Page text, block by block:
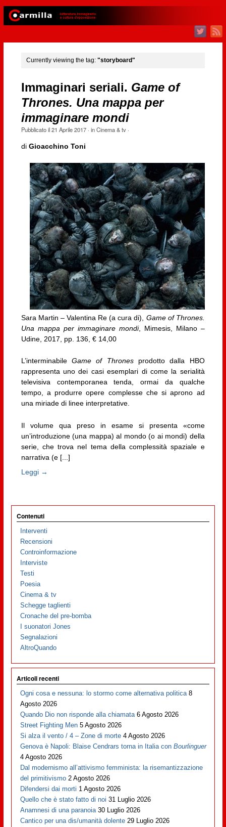
Currently viewing the tag: "storyboard"
Immaginari seriali. Game of
Thrones. Una mappa per
immaginare mondi
Pubblicato il21 Aprile 2017· inCinema & tv·
di Gioacchino Toni
Sara Martin – Valentina Re (a cura di),
Game of Thrones.
Una mappa per immaginare mondi, Mimesis, Milano –
Udine, 2017, pp. 136, € 14,00
L’interminabileGame of Thronesprodotto dalla HBO
rappresenta uno dei casi esemplari di come la serialità
televisiva contemporanea tenda, ormai da qualche
tempo, a produrre opere complesse che si aprono ad
una miriade di linee interpretative.
Il volume qua preso in esame si presenta «come
un’introduzione (una mappa) al mondo (o ai mondi) della
serie, che trova nel tema della complessità spaziale e
narrativa (e [...]
Leggi →
Contenuti
Interventi
Recensioni
Controinformazione
Interviste
Testi
Poesia
Cinema & tv
Schegge taglienti
Cronache del pre-bomba
I suonatori Jones
Segnalazioni
AltroQuando
Articoli recenti
Ogni cosa e nessuna: lo stormo come alternativa politica 8
Agosto 2026
Quando Dio non risponde alla chiamata 6 Agosto 2026
Street Fighting Men 5 Agosto 2026
Si alza il vento / 4 – Zone di morte 4 Agosto 2026
Genova è Napoli: Blaise Cendrars torna in Italia conBourlinguer
4 Agosto 2026
Dal modernismo all’attivismo femminista: la risemantizzazione
del primitivismo 2 Agosto 2026
Difendersi dai morti 1 Agosto 2026
Quello che è stato fatto di noi 31 Luglio 2026
Anamnesi di una paranoia 30 Luglio 2026
Cantico per una dis/umanità dolente 29 Luglio 2026